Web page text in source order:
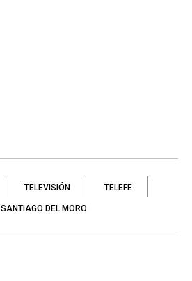
TELEVISIÓN TELEFE
SANTIAGO DEL MORO